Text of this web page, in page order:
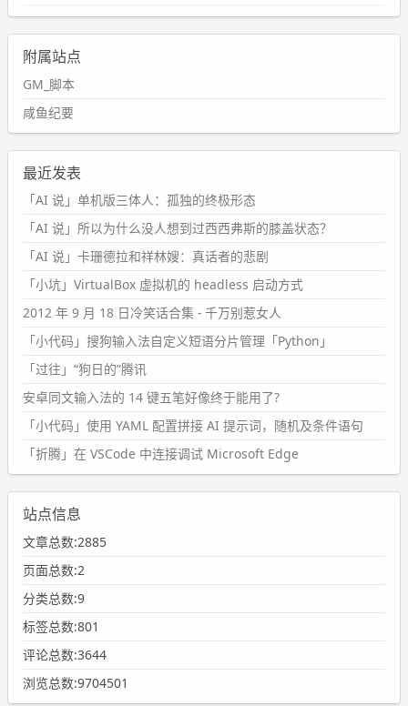
附属站点
GM_脚本
咸鱼纪要
最近发表
「AI 说」单机版三体人：孤独的终极形态
「AI 说」所以为什么没人想到过西西弗斯的膝盖状态？
「AI 说」卡珊德拉和祥林嫂：真话者的悲剧
「小坑」VirtualBox 虚拟机的 headless 启动方式
2012 年 9 月 18 日冷笑话合集 - 千万别惹女人
「小代码」搜狗输入法自定义短语分片管理「Python」
「过往」“狗日的”腾讯
安卓同文输入法的 14 键五笔好像终于能用了?
「小代码」使用 YAML 配置拼接 AI 提示词，随机及条件语句
「折腾」在 VSCode 中连接调试 Microsoft Edge
站点信息
文章总数:2885
页面总数:2
分类总数:9
标签总数:801
评论总数:3644
浏览总数:9704501